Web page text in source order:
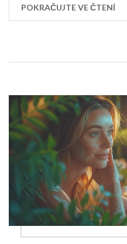
tom, jaký plat má
POKRAČUJTE VE ČTENÍ